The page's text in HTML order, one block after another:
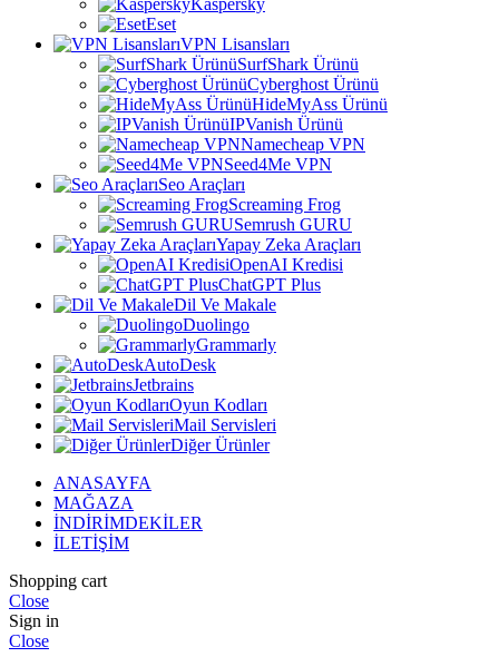
Kaspersky
Eset
VPN Lisansları
SurfShark Ürünü
Cyberghost Ürünü
HideMyAss Ürünü
IPVanish Ürünü
Namecheap VPN
Seed4Me VPN
Seo Araçları
Screaming Frog
Semrush GURU
Yapay Zeka Araçları
OpenAI Kredisi
ChatGPT Plus
Dil Ve Makale
Duolingo
Grammarly
AutoDesk
Jetbrains
Oyun Kodları
Mail Servisleri
Diğer Ürünler
ANASAYFA
MAĞAZA
İNDİRİMDEKİLER
İLETİŞİM
Shopping cart
Close
Sign in
Close